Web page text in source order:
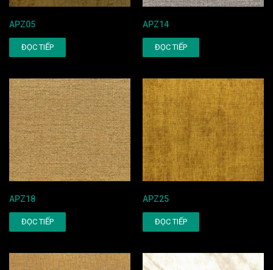
APZ05
ĐỌC TIẾP
APZ14
ĐỌC TIẾP
APZ18
ĐỌC TIẾP
APZ25
ĐỌC TIẾP